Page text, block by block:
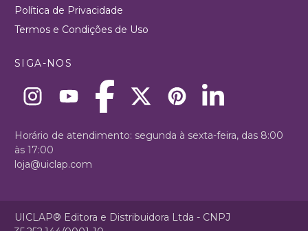
Política de Privacidade
Termos e Condições de Uso
SIGA-NOS
Horário de atendimento: segunda à sexta-feira, das 8:00
às 17:00
loja@uiclap.com
UICLAP® Editora e Distribuidora Ltda - CNPJ